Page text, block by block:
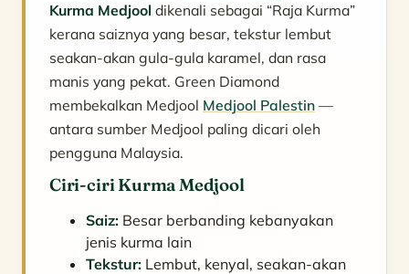
Kurma Medjool dikenali sebagai “Raja Kurma”
kerana saiznya yang besar, tekstur lembut
seakan-akan gula-gula karamel, dan rasa
manis yang pekat. Green Diamond
membekalkan Medjool Medjool Palestin —
antara sumber Medjool paling dicari oleh
pengguna Malaysia.
Ciri-ciri Kurma Medjool
Saiz: Besar berbanding kebanyakan
jenis kurma lain
Tekstur: Lembut, kenyal, seakan-akan